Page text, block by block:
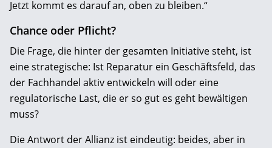
Jetzt kommt es darauf an, oben zu bleiben.“
Chance oder Pflicht?
Die Frage, die hinter der gesamten Initiative steht, ist
eine strategische: Ist Reparatur ein Geschäftsfeld, das
der Fachhandel aktiv entwickeln will oder eine
regulatorische Last, die er so gut es geht bewältigen
muss?
Die Antwort der Allianz ist eindeutig: beides, aber in